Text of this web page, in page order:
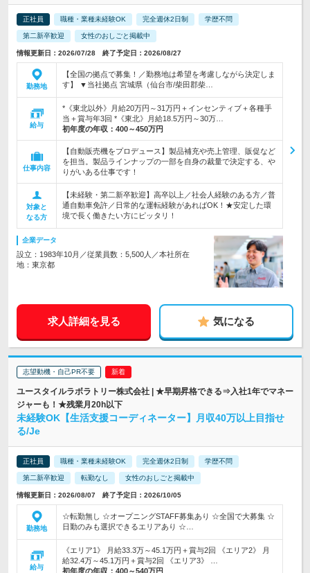
正社員 職種・業種未経験OK 完全週休2日制 学歴不問
第二新卒歓迎 女性のおしごと掲載中
情報更新日：2026/07/28 終了予定日：2026/08/27
勤務地
【全国の拠点で募集！／勤務地は希望を考慮しながら決定しま
す】 ▼当社拠点 宮城県（仙台市/柴田郡柴…
給与
*《東北以外》月給20万円～31万円＋インセンティブ＋各種手
当＋賞与年3回 *《東北》月給18.5万円～30万…
初年度の年収： 400～450万円
仕事内容
【自動販売機をプロデュース】製品補充や売上管理、販促など
を担当。製品ラインナップの一部を自身の裁量で決定する、や
りがいある仕事です！
対象と
なる方
【未経験・第二新卒歓迎】高卒以上／社会人経験のある方／普
通自動車免許／日常的な運転経験があればOK！★安定した環
境で長く働きたい方にピッタリ！
企業データ
設立：1983年10月／従業員数：5,500人／本社所在
地：東京都
求人詳細を見る 気になる
志望動機・自己PR不要
ユースタイルラボラトリー株式会社 | ★早期昇格できる⇒入社1年でマネー
ジャーも！★残業月20h以下
未経験OK【生活支援コーディネーター】月収40万以上目指せ
る/Je
正社員 職種・業種未経験OK 完全週休2日制 学歴不問
第二新卒歓迎 転勤なし 女性のおしごと掲載中
情報更新日：2026/08/07 終了予定日：2026/10/05
勤務地
☆転勤無し ☆オープニングSTAFF募集あり ☆全国で大募集 ☆
日勤のみも選択できるエリアあり ☆…
給与
《エリア1》 月給33.3万～45.1万円＋賞与2回 《エリア2》 月
給32.4万～45.1万円＋賞与2回 《エリア3》 …
初年度の年収： 400～540万円